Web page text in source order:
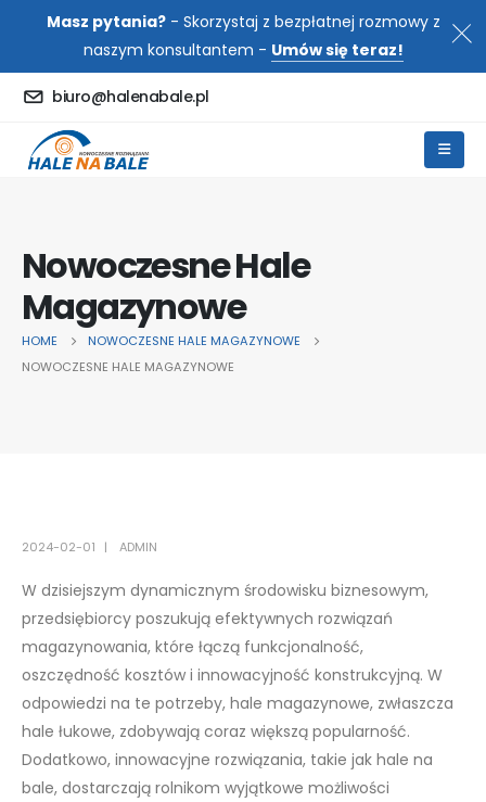
Masz pytania?- Skorzystaj z bezpłatnej rozmowy z
naszym konsultantem - Umów się teraz!
biuro@halenabale.pl
Nowoczesne Hale
Magazynowe
HOME
NOWOCZESNE HALE MAGAZYNOWE
NOWOCZESNE HALE MAGAZYNOWE
2024-02-01 ADMIN
W dzisiejszym dynamicznym środowisku biznesowym,
przedsiębiorcy poszukują efektywnych rozwiązań
magazynowania, które łączą funkcjonalność,
oszczędność kosztów i innowacyjność konstrukcyjną. W
odpowiedzi na te potrzeby, hale magazynowe, zwłaszcza
hale łukowe, zdobywają coraz większą popularność.
Dodatkowo, innowacyjne rozwiązania, takie jak hale na
bale, dostarczają rolnikom wyjątkowe możliwości